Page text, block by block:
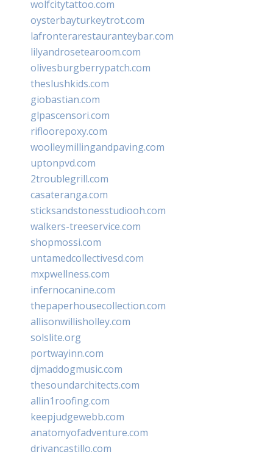
wolfcitytattoo.com
oysterbayturkeytrot.com
lafronterarestauranteybar.com
lilyandrosetearoom.com
olivesburgberrypatch.com
theslushkids.com
giobastian.com
glpascensori.com
rifloorepoxy.com
woolleymillingandpaving.com
uptonpvd.com
2troublegrill.com
casateranga.com
sticksandstonesstudiooh.com
walkers-treeservice.com
shopmossi.com
untamedcollectivesd.com
mxpwellness.com
infernocanine.com
thepaperhousecollection.com
allisonwillisholley.com
solslite.org
portwayinn.com
djmaddogmusic.com
thesoundarchitects.com
allin1roofing.com
keepjudgewebb.com
anatomyofadventure.com
drivancastillo.com